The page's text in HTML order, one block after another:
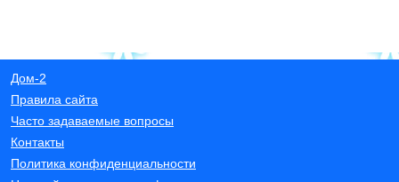
Дом-2
Правила сайта
Часто задаваемые вопросы
Контакты
Политика конфиденциальности